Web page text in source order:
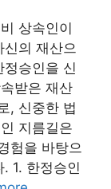
상속인이
의 재산으
승인을 신
받은 재산
, 신중한 법
지름길은
험을 바탕으
1. 한정승인